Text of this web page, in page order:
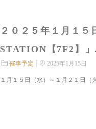
２０２５年１月１
STATION【7F2】
催事予定 2025年1月15日
１月１５日（水）～１月２１日